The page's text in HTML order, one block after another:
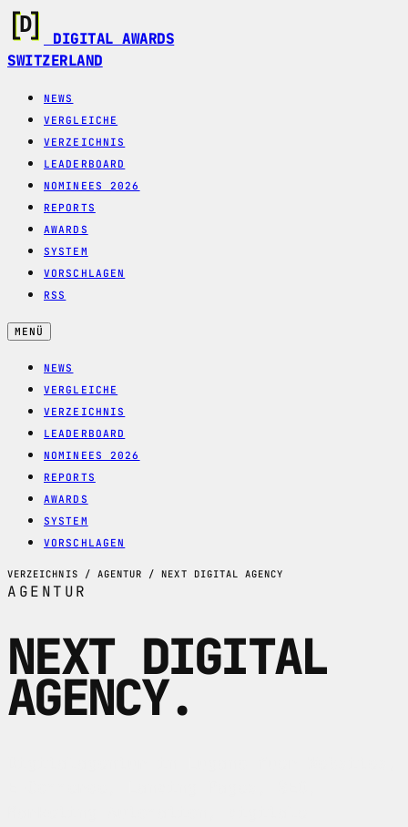
DIGITAL AWARDS
SWITZERLAND
NEWS
VERGLEICHE
VERZEICHNIS
LEADERBOARD
NOMINEES 2026
REPORTS
AWARDS
SYSTEM
VORSCHLAGEN
RSS
MENÜ
NEWS
VERGLEICHE
VERZEICHNIS
LEADERBOARD
NOMINEES 2026
REPORTS
AWARDS
SYSTEM
VORSCHLAGEN
VERZEICHNIS / AGENTUR / NEXT DIGITAL AGENCY
AGENTUR
NEXT DIGITAL
AGENCY.